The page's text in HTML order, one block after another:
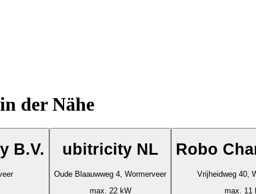
der Nähe
B.V. ubitricity NL
Oude Blaauwweg 4, Wormerveer
max. 22 kW
Robo
Vrijheidweg 40,
max. 11